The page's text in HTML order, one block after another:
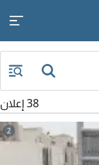
38 إعلان
2